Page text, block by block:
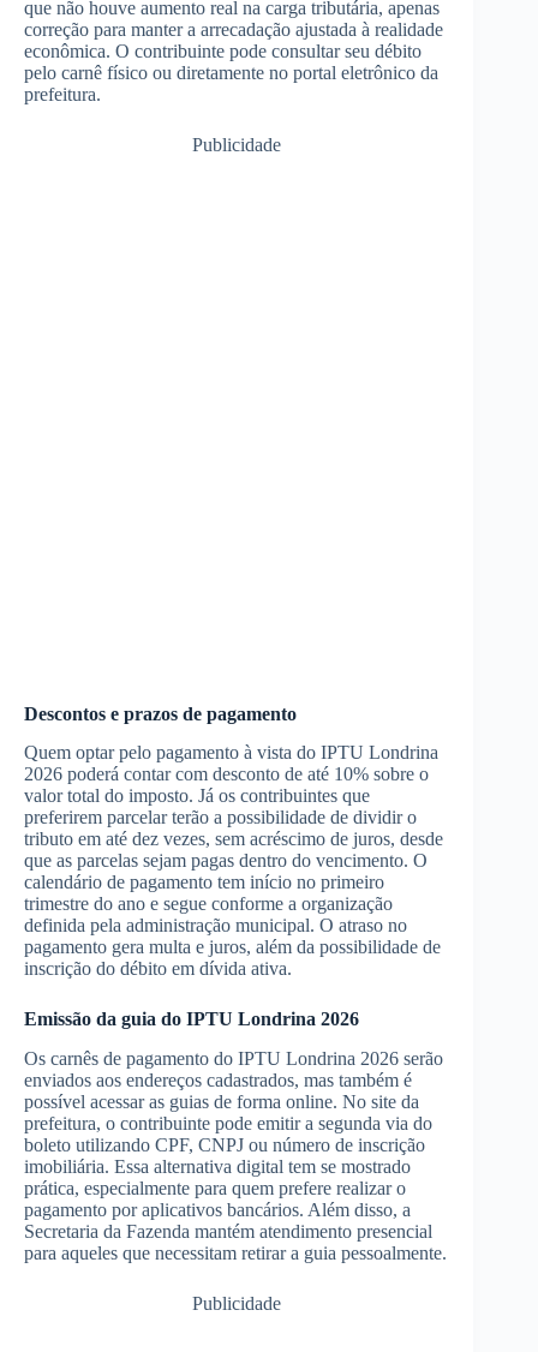
que não houve aumento real na carga tributária, apenas
correção para manter a arrecadação ajustada à realidade
econômica. O contribuinte pode consultar seu débito
pelo carnê físico ou diretamente no portal eletrônico da
prefeitura.
Publicidade
Descontos e prazos de pagamento
Quem optar pelo pagamento à vista do IPTU Londrina
2026 poderá contar com desconto de até 10% sobre o
valor total do imposto. Já os contribuintes que
preferirem parcelar terão a possibilidade de dividir o
tributo em até dez vezes, sem acréscimo de juros, desde
que as parcelas sejam pagas dentro do vencimento. O
calendário de pagamento tem início no primeiro
trimestre do ano e segue conforme a organização
definida pela administração municipal. O atraso no
pagamento gera multa e juros, além da possibilidade de
inscrição do débito em dívida ativa.
Emissão da guia do IPTU Londrina 2026
Os carnês de pagamento do IPTU Londrina 2026 serão
enviados aos endereços cadastrados, mas também é
possível acessar as guias de forma online. No site da
prefeitura, o contribuinte pode emitir a segunda via do
boleto utilizando CPF, CNPJ ou número de inscrição
imobiliária. Essa alternativa digital tem se mostrado
prática, especialmente para quem prefere realizar o
pagamento por aplicativos bancários. Além disso, a
Secretaria da Fazenda mantém atendimento presencial
para aqueles que necessitam retirar a guia pessoalmente.
Publicidade